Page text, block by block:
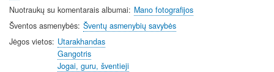
Nuotraukų su komentarais albumai
Mano fotografijos
Šventos asmenybės Šventų asmenybių savybės
Jėgos vietos Utarakhandas
Gangotris
Jogai, guru, šventieji